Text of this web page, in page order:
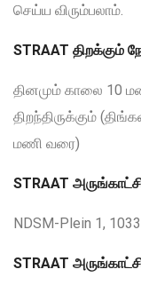
செய்ய விரும்பலாம்.
STRAAT திறக்கும்
தினமும் காலை 10
திறந்திருக்கும்
மணி வரை)
STRAAT
NDSM-Plein 1,
STRAAT